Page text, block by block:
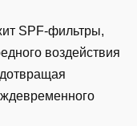
SPF-фильтры,
воздействия